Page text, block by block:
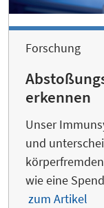
Forschung
erkennen
Unser
und
wie eine
zum Artikel